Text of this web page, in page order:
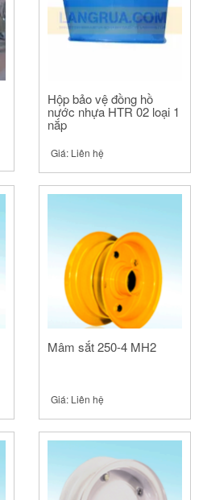
Hộp bảo vệ đồng hồ
nước nhựa HTR 02 loại 1
nắp
Giá: Liên hệ
Mâm sắt 250-4 MH2
Giá: Liên hệ